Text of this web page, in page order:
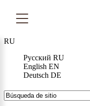
RU
Русский RU
English EN
Deutsch DE